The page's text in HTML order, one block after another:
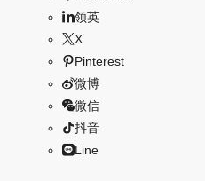
领英
X
Pinterest
微博
微信
抖音
Line